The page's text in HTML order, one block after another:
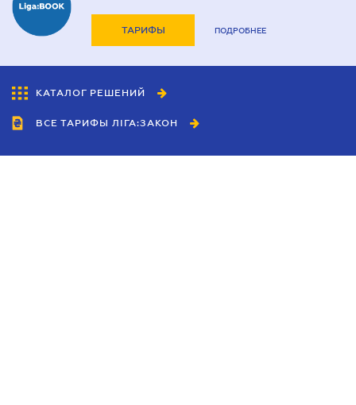
ТАРИФЫ ПОДРОБНЕЕ
КАТАЛОГ РЕШЕНИЙ
ВСЕ ТАРИФЫ ЛІГА:ЗАКОН